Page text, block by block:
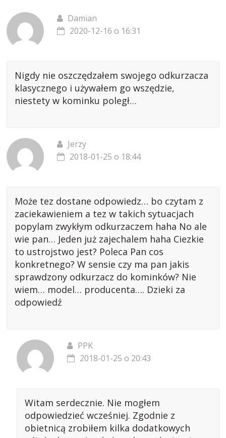
Damian
2020-12-16 o 16:31
Nigdy nie oszczędzałem swojego odkurzacza
klasycznego i używałem go wszędzie,
niestety w kominku poległ…
Jerzy
2018-01-25 o 18:44
Może tez dostane odpowiedz… bo czytam z
zaciekawieniem a tez w takich sytuacjach
popylam zwykłym odkurzaczem haha No ale
wie pan… Jeden już zajechalem haha Ciezkie
to ustrojstwo jest? Poleca Pan cos
konkretnego? W sensie czy ma pan jakis
sprawdzony odkurzacz do kominków? Nie
wiem… model… producenta…. Dzieki za
odpowiedź
PPK
2018-01-25 o 20:43
Witam serdecznie. Nie mogłem
odpowiedzieć wcześniej. Zgodnie z
obietnicą zrobiłem kilka dodatkowych